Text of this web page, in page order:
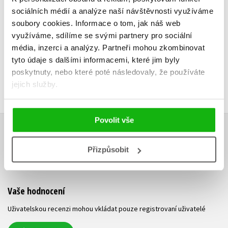
sociálních médií a analýze naší návštěvnosti využíváme
soubory cookies. Informace o tom, jak náš web
využíváme, sdílíme se svými partnery pro sociální
média, inzerci a analýzy. Partneři mohou zkombinovat
tyto údaje s dalšími informacemi, které jim byly
poskytnuty, nebo které poté následovaly, že používáte
jejich služby.
Povolit vše
Přizpůsobit
229 Kč
183 Kč 119 Kč
HODNOCENÍ ČTENÁŘŮ
V současné době nejsou vytvořena žádná uživatelská hodnocení.
Vaše hodnocení
Uživatelskou recenzi mohou vkládat pouze registrovaní uživatelé